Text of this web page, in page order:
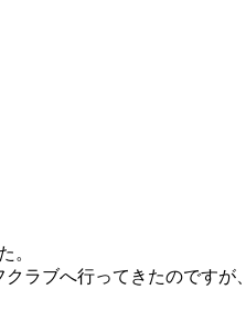
。
ラブへ行ってきたのですが、